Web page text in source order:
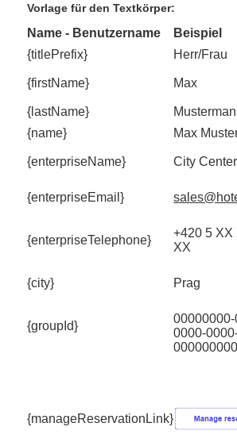
Vorlage für den Textkörper:
Name - Benutzername Beispiel
{titlePrefix}
Herr/Frau
{firstName}
Max
{lastName}
{name}
Max
{enterpriseName}
City
{enterpriseEmail}
{enterpriseTelephone}
+420 5 XX
XX
{city}
Prag
{groupId}
0000-
{manageReservationLink}